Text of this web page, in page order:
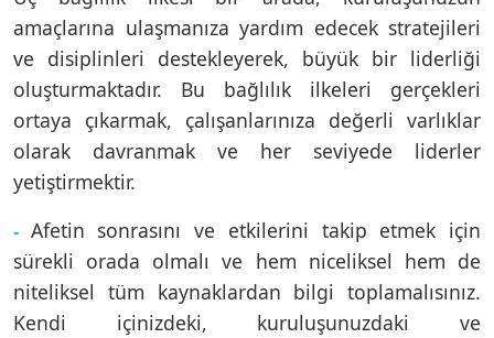
amaçlarına ulaşmanıza yardım edecek stratejileri
ve disiplinleri destekleyerek, büyük bir liderliği
oluşturmaktadır. Bu bağlılık ilkeleri gerçekleri
ortaya çıkarmak, çalışanlarınıza değerli varlıklar
olarak davranmak ve her seviyede liderler
yetiştirmektir.
- Afetin sonrasını ve etkilerini takip etmek için
sürekli orada olmalı ve hem niceliksel hem de
niteliksel tüm kaynaklardan bilgi toplamalısınız.
Kendi içinizdeki, kuruluşunuzdaki ve